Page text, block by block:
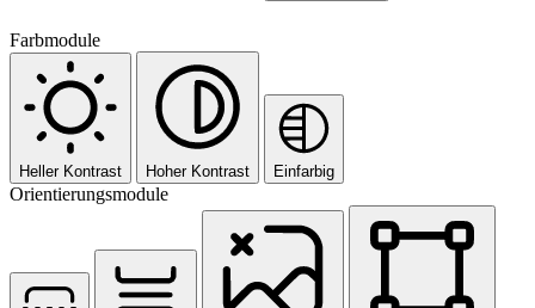
Farbmodule
Heller Kontrast Hoher Kontrast Einfarbig
Orientierungsmodule